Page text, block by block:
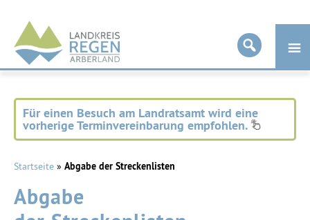
Landkreis
Regen
Für einen Besuch am Landratsamt wird eine
vorherige Terminvereinbarung empfohlen.
Startseite » Abgabe der Streckenlisten
Abgabe